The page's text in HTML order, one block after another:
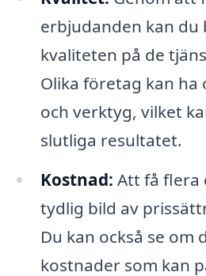
erbjudanden kan du
kvaliteten på de
Olika företag kan ha
och verktyg, vilket
slutliga resultatet.
Kostnad: Att få flera
tydlig bild av
Du kan också se om
kostnader som kan